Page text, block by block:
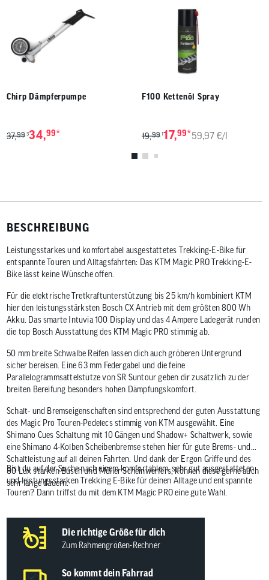
Chirp Dämpferpumpe
37,99 334,99*
F100 Kettenöl Spray
19,99 117,99*59,97 €/l
BESCHREIBUNG
Leistungsstarkes und komfortabel ausgestattetes Trekking-E-Bike für
entspannte Touren und Alltagsfahrten: Das KTM Magic PRO Trekking-E-
Bike lässt keine Wünsche offen.
Für die elektrische Tretkraftunterstützung bis 25 km/h kombiniert KTM
hier den leistungsstärksten Bosch CX Antrieb mit dem größten 800 Wh
Akku. Das smarte Intuvia 100 Display und das 4 Ampere Ladegerät runden
die top Bosch Ausstattung des KTM Magic PRO stimmig ab.
50 mm breite Schwalbe Reifen lassen dich auch gröberen Untergrund
sicher bereisen. Eine 63 mm Federgabel und die feine
Parallelogrammsattelstütze von SR Suntour geben dir zusätzlich zu der
breiten Bereifung besonders hohen Dämpfungskomfort.
Schalt- und Bremseigenschaften sind entsprechend der guten Ausstattung
des Magic Pro Touren-Pedelecs stimmig von KTM ausgewählt. Eine
Shimano Cues Schaltung mit 10 Gängen und Shadow+ Schaltwerk, sowie
eine Shimano 4-Kolben Scheibenbremse stehen hier für gute Brems- und
Schaltleistung auf all deinen Fahrten. Und dank der Ergon Griffe und des
80 Lux starken Busch und Müller Scheinwerfers, können diese gerne auch
sehr lange dauern.
Bist du auf der Suche nach einem komfortablem, sehr gut ausgestatteten
und leistungsstarken Trekking E-Bike für deinen Alltage und entspannte
Touren? Dann triffst du mit dem KTM Magic PRO eine gute Wahl.
Die richtige Größe für dich
Zum Rahmengrößen-Rechner
So kommt dein Fahrrad